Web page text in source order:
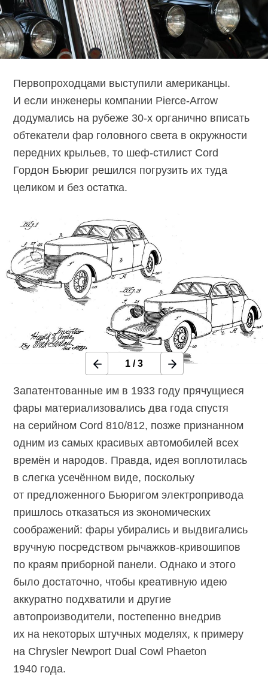
Первопроходцами выступили американцы.
И если инженеры компании Pierce-Arrow
додумались на рубеже 30-х органично вписать
обтекатели фар головного света в окружности
передних крыльев, то шеф-стилист Cord
Гордон Бьюриг решился погрузить их туда
целиком и без остатка.
1 /3
Запатентованные им в 1933 году прячущиеся
фары материализовались два года спустя
на серийном Cord 810/812, позже признанном
одним из самых красивых автомобилей всех
времён и народов. Правда, идея воплотилась
в слегка усечённом виде, поскольку
от предложенного Бьюригом электропривода
пришлось отказаться из экономических
соображений: фары убирались и выдвигались
вручную посредством рычажков-кривошипов
по краям приборной панели. Однако и этого
было достаточно, чтобы креативную идею
аккуратно подхватили и другие
автопроизводители, постепенно внедрив
их на некоторых штучных моделях, к примеру
на Chrysler Newport Dual Cowl Phaeton
1940 года.